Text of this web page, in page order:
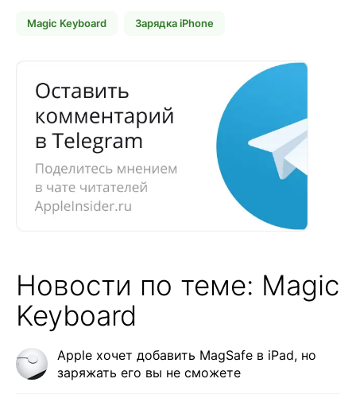
Magic Keyboard Зарядка iPhone
Новости по теме: Magic
Keyboard
Apple хочет добавить MagSafe в iPad, но
заряжать его вы не сможете